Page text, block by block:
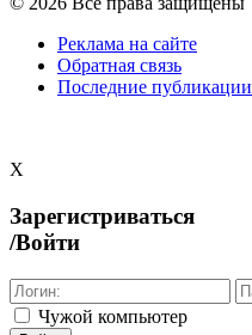
Реклама на сайте
Обратная связь
Последние публикации
X
Зарегистриваться
/Войти
Чужой компьютер